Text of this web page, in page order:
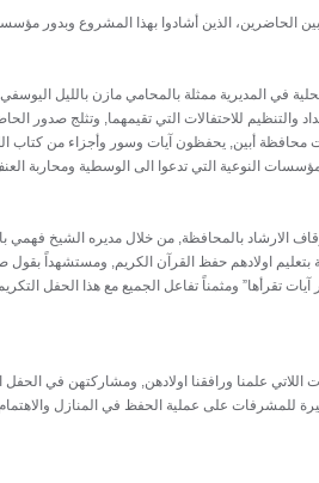
بين الحاضرين، الذين أشادوا بهذا المشروع وبدور
في المديرية ممثلة بالمحامي مازن بالليل
للاحتفالات التي تقيمهما, وتثلج صدور
أبين, يحفظون آيات وسور وأجزاء من كتاب
النوعية التي تدعوا الى الوسطية ومحاربة
الارشاد بالمحافظة, من خلال مديره الشيخ فهمي
بتعليم اولادهم حفظ القرآن الكريم, ومستشهداً
تقرأها” ومثمناً تفاعل الجميع مع هذا الحفل
علمنا ورافقنا اولادهن, ومشاركتهن في الحفل
للمشرفات على عملية الحفظ في المنازل والاهتمام